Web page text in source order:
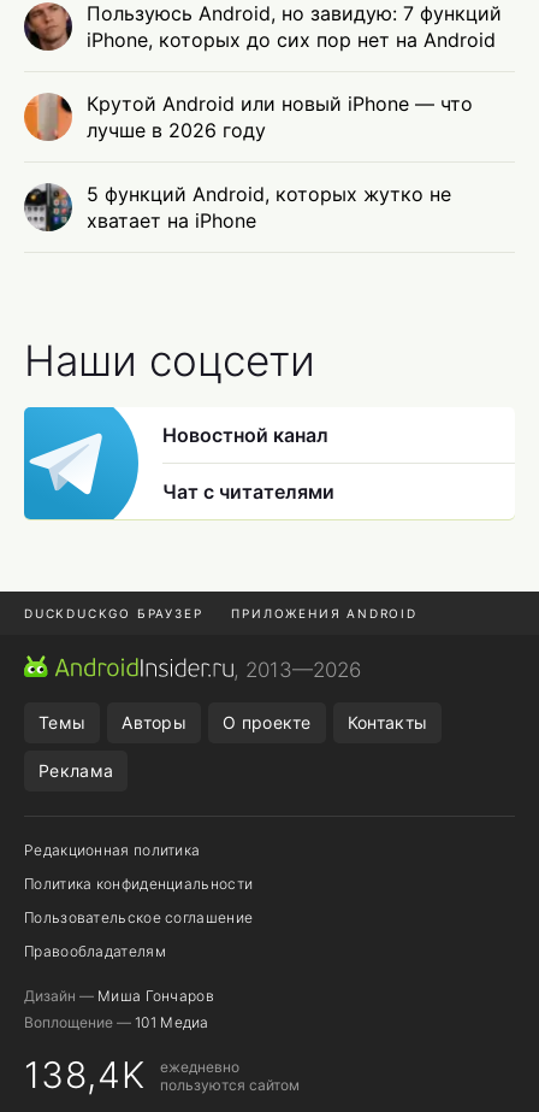
Пользуюсь Android, но завидую: 7 функций
iPhone, которых до сих пор нет на Android
Крутой Android или новый iPhone — что
лучше в 2026 году
5 функций Android, которых жутко не
хватает на iPhone
Наши соцсети
Новостной канал
Чат с читателями
DUCKDUCKGO БРАУЗЕР ПРИЛОЖЕНИЯ ANDROID
CHROME БРАУЗЕР
, 2013—2026
Темы Авторы О проекте Контакты
Реклама
Редакционная политика
Политика конфиденциальности
Пользовательское соглашение
Правообладателям
Дизайн — Миша Гончаров
Воплощение — 101 Медиа
138,4K
ежедневно
пользуются сайтом